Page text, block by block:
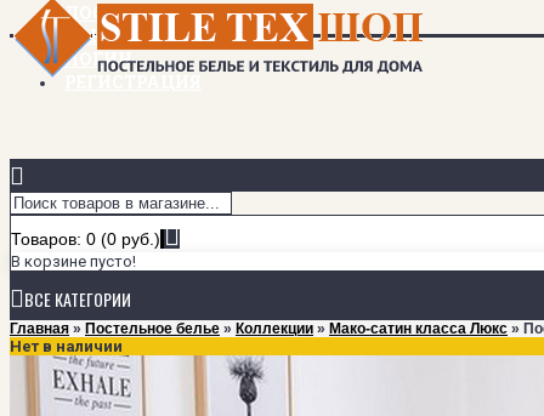
ДОСТАВКА И ОПЛАТА
ЗАКЛАДКИ (0)
ЛОГИН
Товаров: 0 (0 руб.)
В корзине пусто!
ВСЕ КАТЕГОРИИ
+
Главная » Постельное белье » Коллекции » Мако-сатин класса Люкс »
Нет в наличии